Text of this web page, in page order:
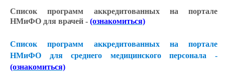
Список программ аккредитованных на портале
НМиФО для врачей - (ознакомиться)
Список программ аккредитованных на портале
НМиФО для среднего медицинского персонала -
(ознакомиться)